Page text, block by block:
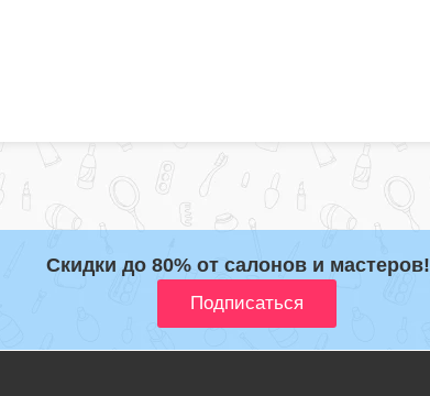
Скидки до 80% от салонов и мастеров!